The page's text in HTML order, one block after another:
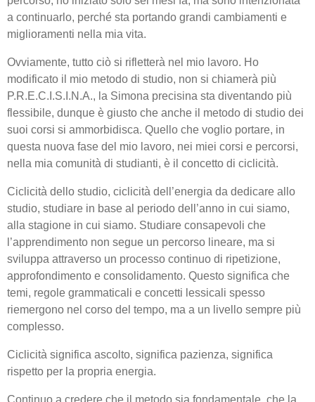
a continuarlo, perché sta portando grandi cambiamenti e
miglioramenti nella mia vita.
Ovviamente, tutto ciò si rifletterà nel mio lavoro. Ho
modificato il mio metodo di studio, non si chiamerà più
P.R.E.C.I.S.I.N.A., la Simona precisina sta diventando più
flessibile, dunque è giusto che anche il metodo di studio dei
suoi corsi si ammorbidisca. Quello che voglio portare, in
questa nuova fase del mio lavoro, nei miei corsi e percorsi,
nella mia comunità di studianti, è il concetto di ciclicità.
Ciclicità dello studio, ciclicità dell’energia da dedicare allo
studio, studiare in base al periodo dell’anno in cui siamo,
alla stagione in cui siamo. Studiare consapevoli che
l’apprendimento non segue un percorso lineare, ma si
sviluppa attraverso un processo continuo di ripetizione,
approfondimento e consolidamento. Questo significa che
temi, regole grammaticali e concetti lessicali spesso
riemergono nel corso del tempo, ma a un livello sempre più
complesso.
Ciclicità significa ascolto, significa pazienza, significa
rispetto per la propria energia.
Continuo a credere che il metodo sia fondamentale, che la